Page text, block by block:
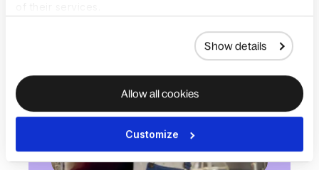
Show details
Allow all cookies
Customize